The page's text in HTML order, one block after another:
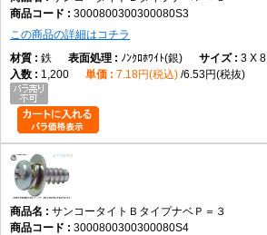
3000800300300080S3
この商品の詳細はコチラ
鉄
ﾉﾝｸﾛﾎﾜｲﾄ(銀) 3 X 8
1,200
7.18円(税込) 6.53円(税抜)
サンコータイトＢタイプナベＰ＝３
3000800300300080S4